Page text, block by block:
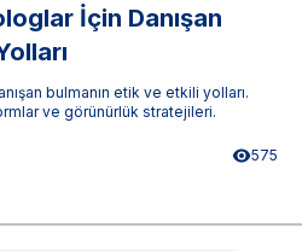
İçin Danışan
bulmanın etik ve etkili yolları.
ve görünürlük stratejileri.
575